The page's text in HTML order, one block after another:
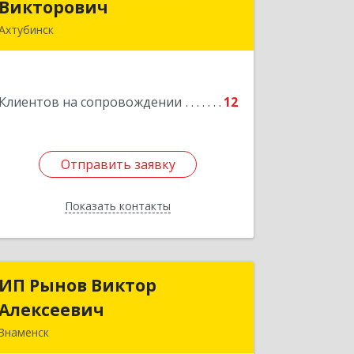
Викторович
Клиентов на сопровождении 12
Отправить заявку
Показать контакты
Отправить заявку
Назад
ИП Рынов Виктор
ИП Рынов Виктор